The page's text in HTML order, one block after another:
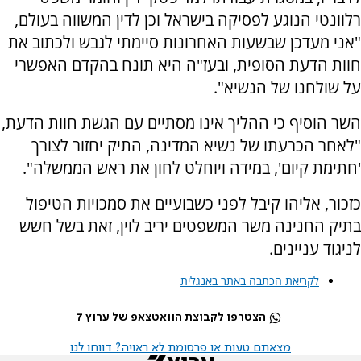
רלוונטי הנוגע לפסיקה בישראל וכן לדין המשווה בעולם,
"אני מעדכן שבשעות האחרונות סיימתי לגבש ולכתוב את
חוות הדעת הסופית, ובעז"ה היא תונח בהקדם האפשרי
על שולחנו של הנשיא".
השר הוסיף כי ההליך אינו מסתיים עם הגשת חוות הדעת,
"לאחר הכרעתו של נשיא המדינה, התיק יחזור לצורך
'חתימת קיום', במידה ויוחלט לחון את ראש הממשלה".
כזכור, אליהו קיבל לפני כשבועיים את סמכויות הטיפול
בתיק החנינה משר המשפטים יריב לוין, זאת בשל חשש
לניגוד עניינים.
לקריאת הכתבה באתר באנגלית
הצטרפו לקבוצת הוואטצאפ של ערוץ 7
מצאתם טעות או פרסומת לא ראויה? דווחו לנו